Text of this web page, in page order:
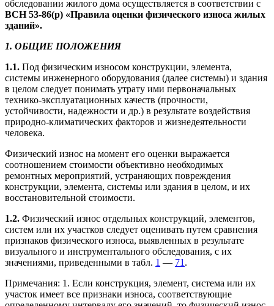
обследовании жилого дома осуществляется в соответствии с
ВСН 53-86(р) «Правила оценки физического износа жилых
зданий».
1. ОБЩИЕ ПОЛОЖЕНИЯ
1.1. Под физическим износом конструкции, элемента,
системы инженерного оборудования (далее системы) и здания
в целом следует понимать утрату ими первоначальных
технико-эксплуатационных качеств (прочности,
устойчивости, надежности и др.) в результате воздействия
природно-климатических факторов и жизнедеятельности
человека.
Физический износ на момент его оценки выражается
соотношением стоимости объективно необходимых
ремонтных мероприятий, устраняющих повреждения
конструкции, элемента, системы или здания в целом, и их
восстановительной стоимости.
1.2. Физический износ отдельных конструкций, элементов,
систем или их участков следует оценивать путем сравнения
признаков физического износа, выявленных в результате
визуального и инструментального обследования, с их
значениями, приведенными в табл. 1 — 71 .
Примечания: 1. Если конструкция, элемент, система или их
участок имеет все признаки износа, соответствующие